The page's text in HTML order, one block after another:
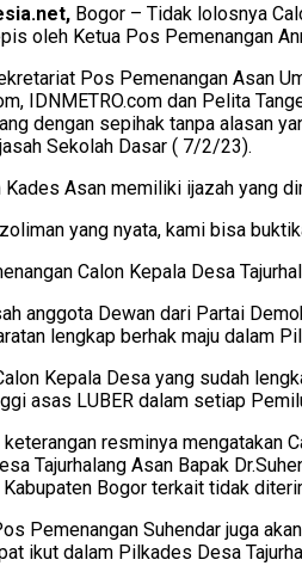
Bogor – Tidak lolosnya
oleh Ketua Pos Pemenangan
Pos Pemenangan Asan
IDNMETRO.com dan Pelita
dengan sepihak tanpa alasan
Sekolah Dasar ( 7/2/23).
Kades Asan memiliki ijazah yang
yang nyata, kami bisa
Calon Kepala Desa
anggota Dewan dari Partai
lengkap berhak maju dalam
Kepala Desa yang sudah
asas LUBER dalam setiap
keterangan resminya mengatakan
Tajurhalang Asan Bapak
Bogor terkait tidak
Pemenangan Suhendar juga
ikut dalam Pilkades Desa